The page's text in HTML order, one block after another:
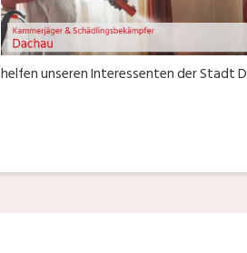
helfen unseren Interessenten der Stadt